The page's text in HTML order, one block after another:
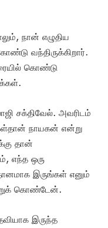
நான் எழுதிய
வந்திருக்கிறார்.
கொண்டு
சக்திவேல். அவரிடம்
நாயகன் என்று
தான்
எந்த ஒரு
இருங்கள் எனும்
கொண்டேன்.
இருந்த